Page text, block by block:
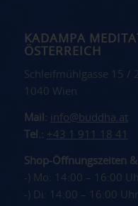
KADAMPA
ÖSTERREICH
Schleifmühlgasse 15 /
1040 Wien
Mail: info@buddha.at
Tel.: +43 1 911 18 41
Shop-Öffnungszeiten
-) Mo: 14:00 – 16:00
-) Di: 14:00 – 16:00 Uhr